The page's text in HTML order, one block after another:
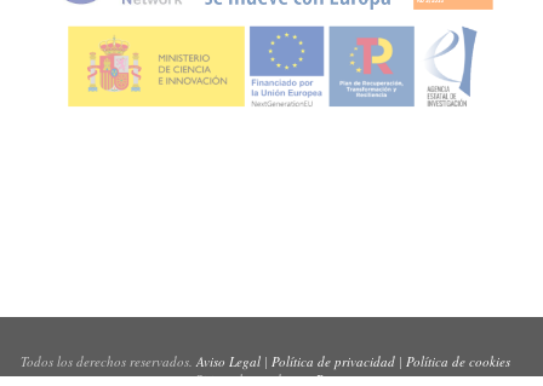
Todos los derechos reservados.Aviso Legal| Política de privacidad| Política de cookies
Sitio web creado porPynso